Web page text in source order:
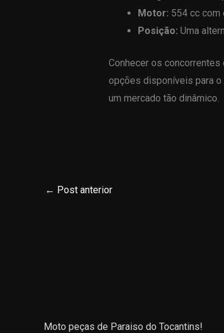
Motor: 554 cc com
Posição: Uma
Conhecer os
opções disponíveis para o
um mercado tão dinâmico.
← Post anterior
Moto peças de Paraiso do Tocantins!